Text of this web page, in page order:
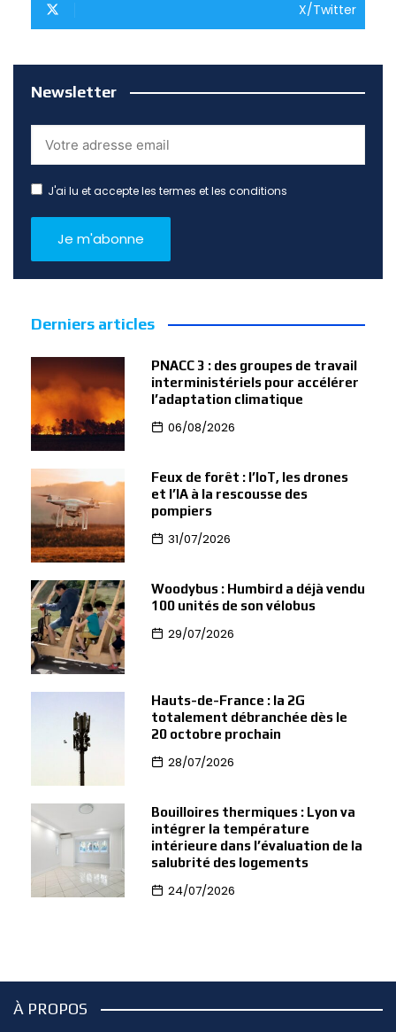
X/Twitter
Newsletter
J'ai lu et accepte les termes et les conditions
Derniers articles
PNACC 3 : des groupes de travail
interministériels pour accélérer
l’adaptation climatique
06/08/2026
Feux de forêt : l’IoT, les drones
et l’IA à la rescousse des
pompiers
31/07/2026
Woodybus : Humbird a déjà vendu
100 unités de son vélobus
29/07/2026
Hauts-de-France : la 2G
totalement débranchée dès le
20 octobre prochain
28/07/2026
Bouilloires thermiques : Lyon va
intégrer la température
intérieure dans l’évaluation de la
salubrité des logements
24/07/2026
À PROPOS